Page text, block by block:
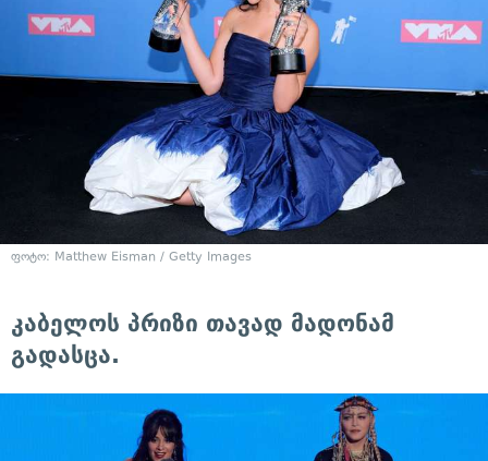
ფოტო: Matthew Eisman / Getty Images
კაბელოს პრიზი თავად მადონამ
გადასცა.